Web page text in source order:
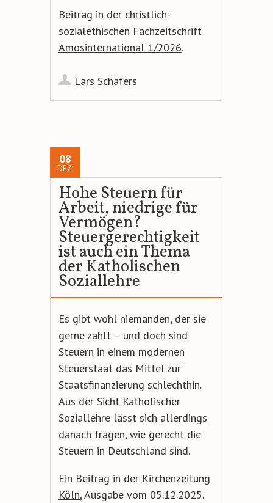
Beitrag in der christlich-
sozialethischen Fachzeitschrift
Amosinternational 1/2026.
Lars Schäfers
08
DEZ.
Hohe Steuern für
Arbeit, niedrige für
Vermögen?
Steuergerechtigkeit
ist auch ein Thema
der Katholischen
Soziallehre
Es gibt wohl niemanden, der sie
gerne zahlt – und doch sind
Steuern in einem modernen
Steuerstaat das Mittel zur
Staatsfinanzierung schlechthin.
Aus der Sicht Katholischer
Soziallehre lässt sich allerdings
danach fragen, wie gerecht die
Steuern in Deutschland sind.
Ein Beitrag in der Kirchenzeitung
Köln, Ausgabe vom 05.12.2025.